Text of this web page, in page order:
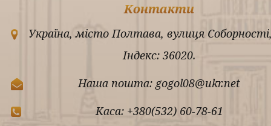
Контакти
Україна, місто Полтава, вулиця
Індекс: 36020.
Наша пошта: gogol08@ukr.net
Каса: +380(532) 60-78-61